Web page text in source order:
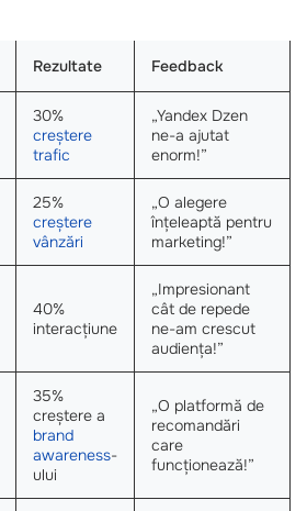
Rezultate Feedback
30%
creștere
trafic
„Yandex Dzen
ne-a ajutat
enorm!”
25%
creștere
vânzări
„O alegere
înțeleaptă pentru
marketing!”
40%
interacțiune
„Impresionant
cât de repede
ne-am crescut
audiența!”
35%
creștere a
brand
awareness-
ului
„O platformă de
recomandări
care
funcționează!”